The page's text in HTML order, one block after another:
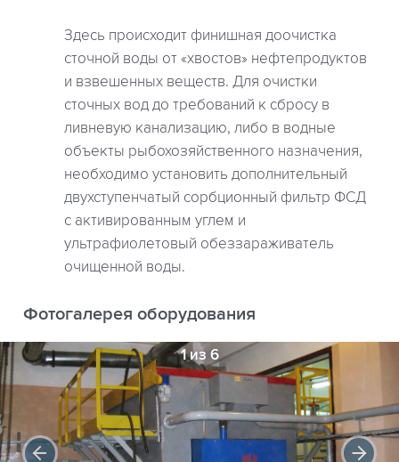
Здесь происходит финишная доочистка
сточной воды от «хвостов» нефтепродуктов
и взвешенных веществ. Для очистки
сточных вод до требований к сбросу в
ливневую канализацию, либо в водные
объекты рыбохозяйственного назначения,
необходимо установить дополнительный
двухступенчатый сорбционный фильтр ФСД
с активированным углем и
ультрафиолетовый обеззараживатель
очищенной воды.
Фотогалерея оборудования
1 из 6